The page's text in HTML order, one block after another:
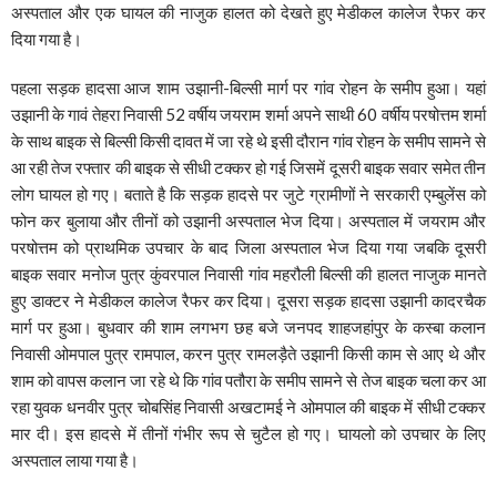
अस्पताल और एक घायल की नाजुक हालत को देखते हुए मेडीकल कालेज रैफर कर
दिया गया है।
पहला सड़क हादसा आज शाम उझानी-बिल्सी मार्ग पर गांव रोहन के समीप हुआ। यहां
उझानी के गावं तेहरा निवासी 52 वर्षीय जयराम शर्मा अपने साथी 60 वर्षीय परषोत्तम शर्मा
के साथ बाइक से बिल्सी किसी दावत में जा रहे थे इसी दौरान गांव रोहन के समीप सामने से
आ रही तेज रफ्तार की बाइक से सीधी टक्कर हो गई जिसमें दूसरी बाइक सवार समेत तीन
लोग घायल हो गए। बताते है कि सड़क हादसे पर जुटे ग्रामीणों ने सरकारी एम्बुलेंस को
फोन कर बुलाया और तीनों को उझानी अस्पताल भेज दिया। अस्पताल में जयराम और
परषोत्तम को प्राथमिक उपचार के बाद जिला अस्पताल भेज दिया गया जबकि दूसरी
बाइक सवार मनोज पुत्र कुंवरपाल निवासी गांव महरौली बिल्सी की हालत नाजुक मानते
हुए डाक्टर ने मेडीकल कालेज रैफर कर दिया। दूसरा सड़क हादसा उझानी कादरचैक
मार्ग पर हुआ। बुधवार की शाम लगभग छह बजे जनपद शाहजहांपुर के कस्बा कलान
निवासी ओमपाल पुत्र रामपाल, करन पुत्र रामलड़ैते उझानी किसी काम से आए थे और
शाम को वापस कलान जा रहे थे कि गांव पतौरा के समीप सामने से तेज बाइक चला कर आ
रहा युवक धनवीर पुत्र चोबसिंह निवासी अखटामई ने ओमपाल की बाइक में सीधी टक्कर
मार दी। इस हादसे में तीनों गंभीर रूप से चुटैल हो गए। घायलो को उपचार के लिए
अस्पताल लाया गया है।